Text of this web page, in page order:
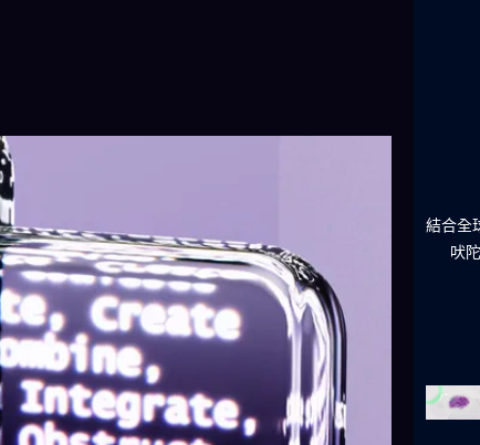
配搭出三餸一湯的完美晚餐組合,以後免除晚餐吃什麽的煩
惱
立即下載
結合全
吠